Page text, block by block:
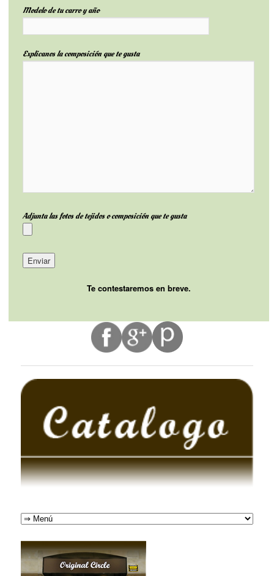
Modelo de tu carro y año
Explicanos la composición que te gusta
Adjunta las fotos de tejidos o composición que te gusta
Te contestaremos en breve.